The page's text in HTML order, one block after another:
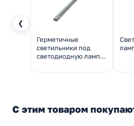
❮
Герметичные
светильники под
светодиодную лампу
С этим товаром